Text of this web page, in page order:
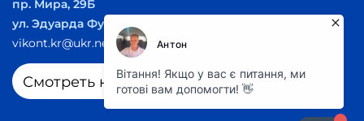
пр. Мира, 29Б
ул. Эдуарда Фукса 55
vikont.kr@ukr.net
Смотреть на карте